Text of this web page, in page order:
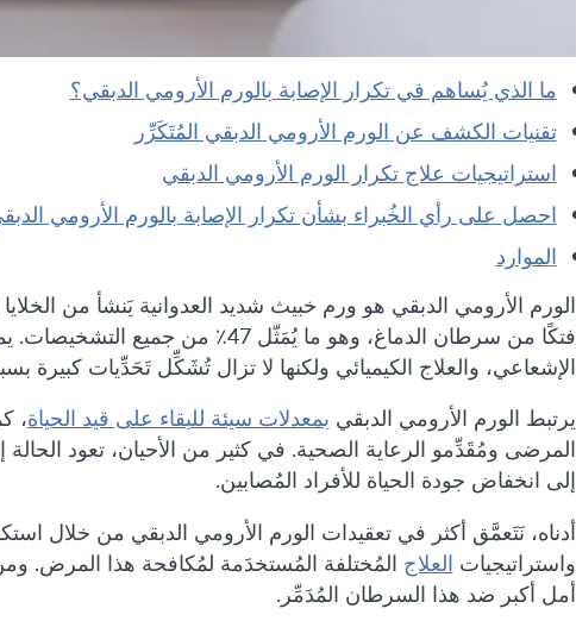
ما الذي يُساهم في تكرار الإصابة بالورم الأرومي الدبقي؟
تقنيات الكشف عن الورم الأرومي الدبقي المُتَكَرِّر
استراتيجيات علاج تكرار الورم الأرومي الدبقي
احصل على رأي الخُبراء بشأن تكرار الإصابة بالورم الأرومي
الموارد
الورم الأرومي الدبقي هو ورم خبيث شديد العدوانية يَنشأ من الخلايا
فتكًا من سرطان الدماغ، وهو ما يُمَثّل
الإشعاعي، والعلاج الكيميائي ولكنها لا تزال تُشَكِّل تَحَدِّيات كبيرة
يرتبط الورم الأرومي الدبقي بمعدلات سيئة للبقاء على قيد الحياة،
المرضى ومُقَدِّمو الرعاية الصحية. في كثير من الأحيان، تعود
إلى انخفاض جودة الحياة للأفراد المُصابين.
أدناه، نَتَعمَّق أكثر في تعقيدات الورم الأرومي الدبقي من خلال
واستراتيجيات العلاج المُختلفة المُستخدَمة لمُكافحة هذا المرض.
أمل أكبر ضد هذا السرطان المُدَمِّر.